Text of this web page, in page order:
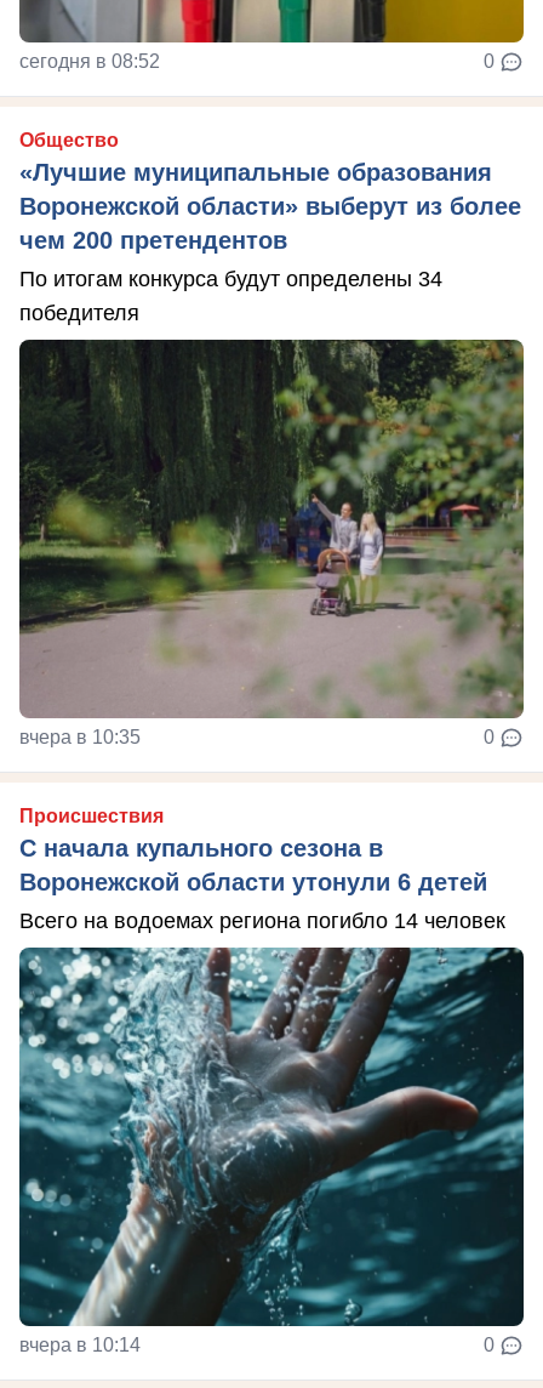
сегодня в 08:52 0
Общество
«Лучшие муниципальные образования
Воронежской области» выберут из более
чем 200 претендентов
По итогам конкурса будут определены 34
победителя
вчера в 10:35 0
Происшествия
С начала купального сезона в
Воронежской области утонули 6 детей
Всего на водоемах региона погибло 14 человек
вчера в 10:14 0